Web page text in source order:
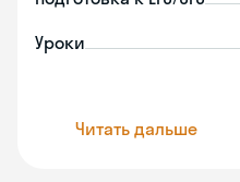
Уроки
Читать дальше